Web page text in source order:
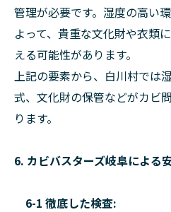
管理が必要です。湿度の高い
よって、貴重な文化財や衣類
える可能性があります。
上記の要素から、白川村では
式、文化財の保管などがカビ
ります。
6. カビバスターズ岐阜による
6-1 徹底した検査: